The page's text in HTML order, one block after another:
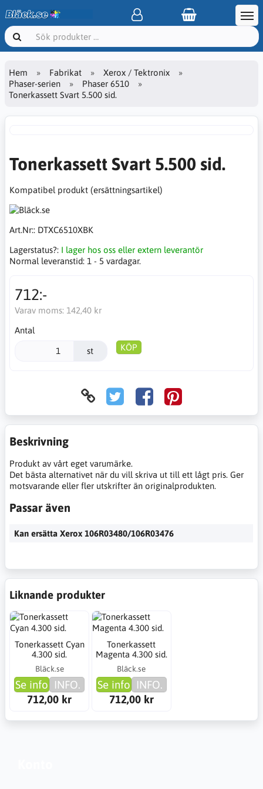
Hem Fabrikat
Xerox / Tektronix
Phaser-serien
Phaser 6510
Tonerkassett Svart 5.500 sid.
Tonerkassett Svart 5.500 sid.
Kompatibel produkt (ersättningsartikel)
Art.Nr:: DTXC6510XBK
Lagerstatus?: I lager hos oss eller extern leverantör
Normal leveranstid: 1 - 5 vardagar.
712:-
Varav moms: 142,40 kr
Antal
st KÖP
Beskrivning
Produkt av vårt eget varumärke.
Det bästa alternativet när du vill skriva ut till ett lågt pris. Ger
motsvarande eller fler utskrifter än originalprodukten.
Passar även
Kan ersätta Xerox 106R03480/106R03476
Liknande produkter
Tonerkassett Cyan
4.300 sid.
Bläck.se
Se info INFO.
712,00 kr
Tonerkassett
Magenta 4.300 sid.
Bläck.se
Se info INFO.
712,00 kr